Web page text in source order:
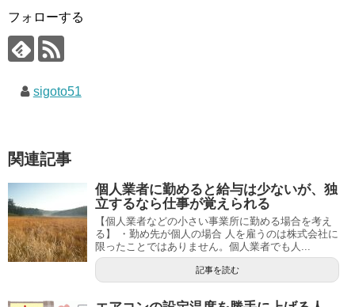
フォローする
sigoto51
関連記事
個人業者に勤めると給与は少ないが、独
立するなら仕事が覚えられる
【個人業者などの小さい事業所に勤める場合を考え
る】 ・勤め先が個人の場合 人を雇うのは株式会社に
限ったことではありません。個人業者でも人...
記事を読む